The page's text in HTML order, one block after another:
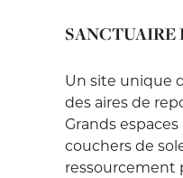
SANCTUAIRE
Un site unique
des aires de
Grands
couchers de
ressourcement